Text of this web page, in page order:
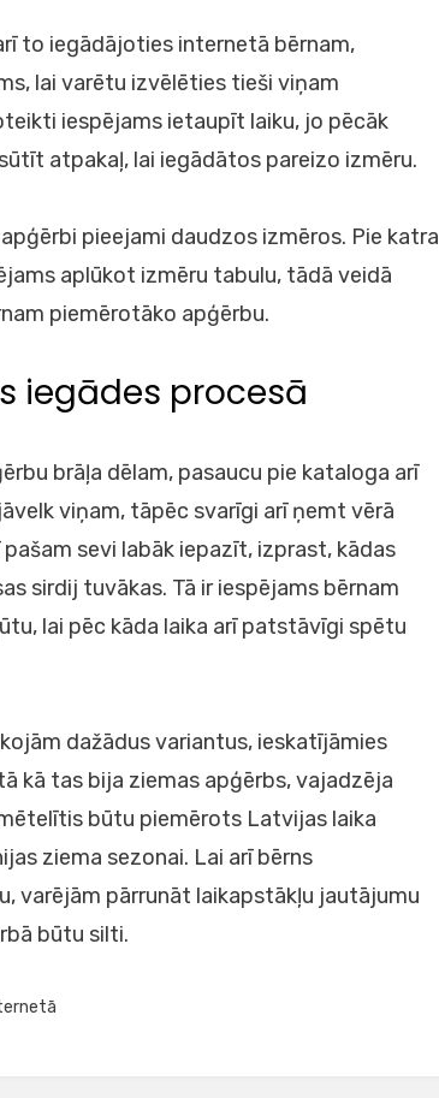
to iegādājoties internetā bērnam,
lai varētu izvēlēties tieši viņam
iespējams ietaupīt laiku, jo pēcāk
atpakaļ, lai iegādātos pareizo izmēru.
pieejami daudzos izmēros. Pie katra
aplūkot izmēru tabulu, tādā veidā
piemērotāko apģērbu.
iegādes procesā
brāļa dēlam, pasaucu pie kataloga arī
viņam, tāpēc svarīgi arī ņemt vērā
sevi labāk iepazīt, izprast, kādas
sirdij tuvākas. Tā ir iespējams bērnam
lai pēc kāda laika arī patstāvīgi spētu
dažādus variantus, ieskatījāmies
kā tas bija ziemas apģērbs, vajadzēja
būtu piemērots Latvijas laika
ziema sezonai. Lai arī bērns
varējām pārrunāt laikapstākļu jautājumu
būtu silti.